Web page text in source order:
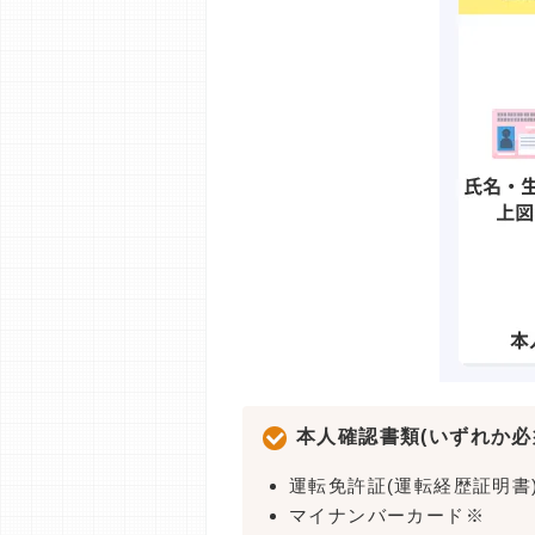
本人確認書類(いずれか
運転免許証(運転経歴証明
マイナンバーカード※